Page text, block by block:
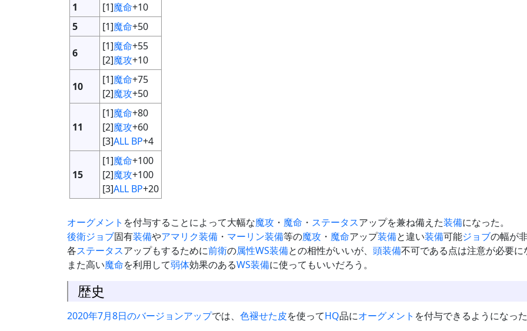
1
[1]魔命+10
5
[1]魔命+50
6
[1]魔命+55
[2]魔攻+10
10
[1]魔命+75
[2]魔攻+50
11
[1]魔命+80
[2]魔攻+60
[3]ALL BP+4
15
[1]魔命+100
[2]魔攻+100
[3]ALL BP+20
オーグメント を付与することによって大幅な魔攻 ・ 魔命 ・ ステータスアップを兼ね備えた装備になった。
後衛ジョブ固有装備やアマリク装備 ・ マーリン装備等の魔攻 ・ 魔命アップ装備と違い装備可能ジョブの幅が
各ステータスアップもするために前衛の属性WS装備との相性がいいが、 頭装備不可である点は注意が必要に
また高い魔命を利用して弱体効果のあるWS装備に使ってもいいだろう。
歴史
2020年7月8日のバージョンアップでは、 色褪せた皮を使ってHQ品にオーグメント を付与できるようになっ